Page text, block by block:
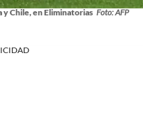
Chile, en Eliminatorias Foto: AFP